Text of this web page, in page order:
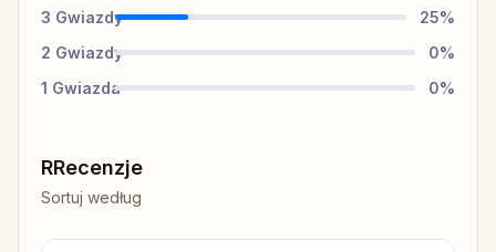
3 Gwiazdy 25%
2 Gwiazdy 0%
1 Gwiazda 0%
RRecenzje
Sortuj według